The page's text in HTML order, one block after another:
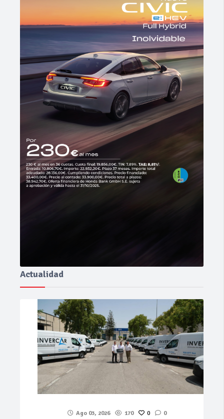
Actualidad
Ago 03, 2026 170 0 0